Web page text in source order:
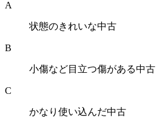
A
状態のきれいな中古
B
小傷など目立つ傷がある中古
C
かなり使い込んだ中古